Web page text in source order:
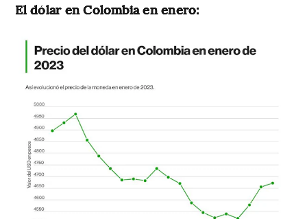
El dólar en Colombia en enero: